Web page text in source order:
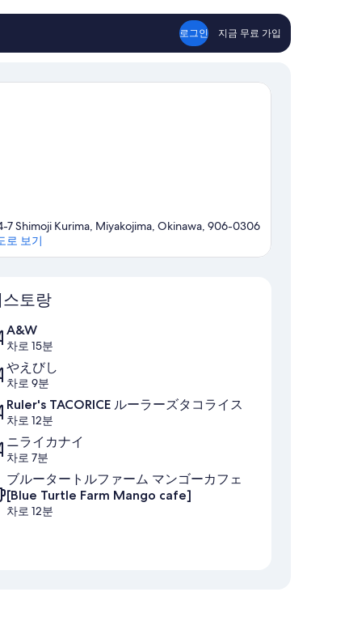
로그인 지금 무료 가입
7 Shimoji Kurima, Miyakojima, Okinawa, 906-0306
로 보기
스토랑
A&W
차로 15분
やえびし
차로 9분
Ruler's TACORICE ルーラーズタコライス
차로 12분
ニライカナイ
차로 7분
ブルータートルファーム マンゴーカフェ
[Blue Turtle Farm Mango cafe]
차로 12분